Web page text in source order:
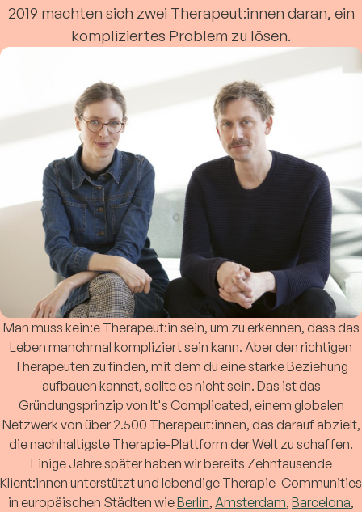
2019 machten sich zwei Therapeut:innen daran, ein
kompliziertes Problem zu lösen.
Man muss kein:e Therapeut:in sein, um zu erkennen, dass das
Leben manchmal kompliziert sein kann. Aber den richtigen
Therapeuten zu finden, mit dem du eine starke Beziehung
aufbauen kannst, sollte es nicht sein. Das ist das
Gründungsprinzip von It's Complicated, einem globalen
Netzwerk von über 2.500 Therapeut:innen, das darauf abzielt,
die nachhaltigste Therapie-Plattform der Welt zu schaffen.
Einige Jahre später haben wir bereits Zehntausende
Klient:innen unterstützt und lebendige Therapie-Communities
in europäischen Städten wieBerlin, Amsterdam, Barcelona,